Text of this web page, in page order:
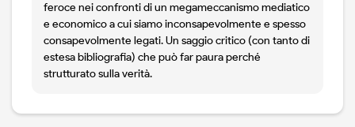
feroce nei confronti di un megameccanismo mediatico
e economico a cui siamo inconsapevolmente e spesso
consapevolmente legati. Un saggio critico (con tanto di
estesa bibliografia) che può far paura perché
strutturato sulla verità.